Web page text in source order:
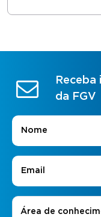
Receba
da FGV
Nome
E-mail
Áreas de Interesse
Área de